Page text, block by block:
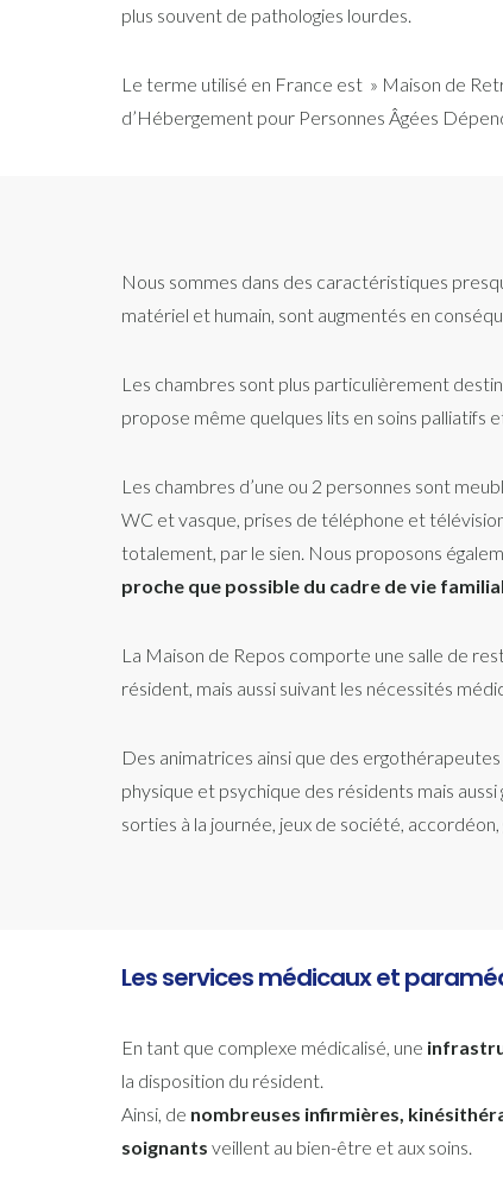
plus souvent de pathologies lourdes.
Le terme utilisé en France est » Maison de
d’Hébergement pour Personnes Âgées
Nous sommes dans des caractéristiques
matériel et humain, sont augmentés en
Les chambres sont plus particulièrement
propose même quelques lits en soins palliatifs
Les chambres d’une ou 2 personnes sont
WC et vasque, prises de téléphone et
totalement, par le sien. Nous proposons
proche que possible du cadre de vie
La Maison de Repos comporte une salle de
résident, mais aussi suivant les nécessités
Des animatrices ainsi que des
physique et psychique des résidents mais
sorties à la journée, jeux de société,
Les services médicaux et
En tant que complexe médicalisé, une
la disposition du résident.
Ainsi, de nombreuses infirmières,
soignants veillent au bien-être et aux soins.